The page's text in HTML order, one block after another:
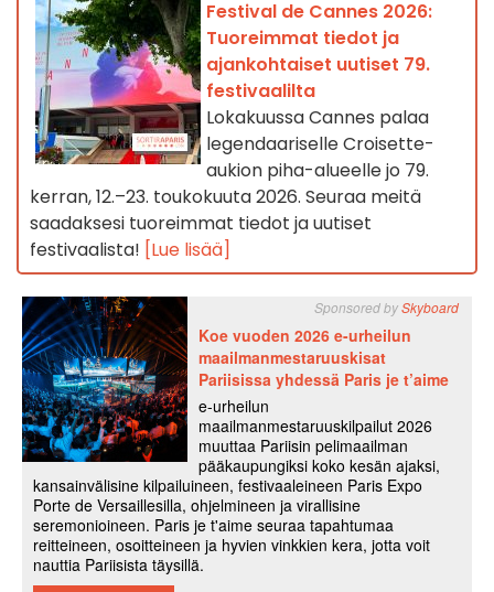
Festival de Cannes 2026:
Tuoreimmat tiedot ja
ajankohtaiset uutiset 79.
festivaalilta
Lokakuussa Cannes palaa
legendaariselle Croisette-
aukion piha-alueelle jo 79.
kerran, 12.–23. toukokuuta 2026. Seuraa meitä
saadaksesi tuoreimmat tiedot ja uutiset
festivaalista! [Lue lisää]